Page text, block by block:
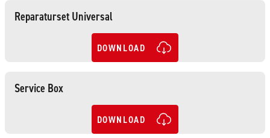
Reparaturset Universal
DOWNLOAD
Service Box
DOWNLOAD